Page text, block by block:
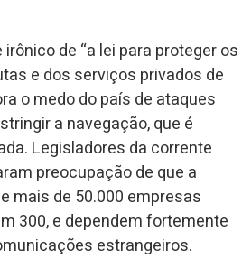
de “a lei para proteger os
e dos serviços privados de
o medo do país de ataques
a navegação, que é
Legisladores da corrente
preocupação de que a
mais de 50.000 empresas
300, e dependem fortemente
estrangeiros.